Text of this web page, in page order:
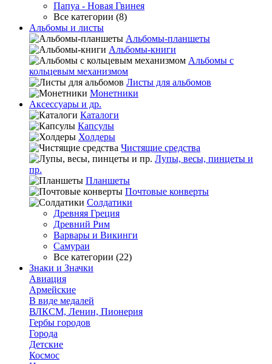
Папуа - Новая Гвинея
Все категории (8)
Альбомы и листы
Альбомы-планшеты
Альбомы-книги
Альбомы с
кольцевым механизмом
Листы для альбомов
Монетники
Аксессуары и др.
Каталоги
Капсулы
Холдеры
Чистящие средства
Лупы, весы, пинцеты и
пр.
Планшеты
Почтовые конверты
Солдатики
Древняя Греция
Древний Рим
Варвары и Викинги
Самураи
Все категории (22)
Знаки и Значки
Авиация
Армейские
В виде медалей
ВЛКСМ, Ленин, Пионерия
Гербы городов
Города
Детские
Космос